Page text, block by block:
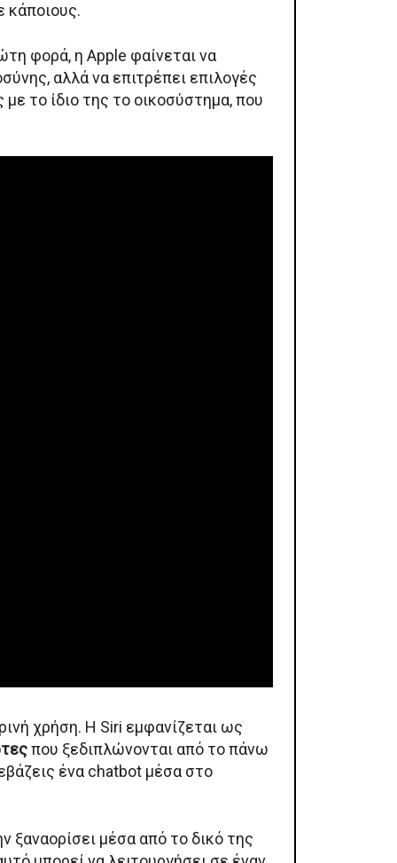
κάποιους.
φορά, η Apple φαίνεται να
αλλά να επιτρέπει επιλογές
το ίδιο της το οικοσύστημα, που
χρήση. Η Siri εμφανίζεται ως
που ξεδιπλώνονται από το πάνω
ένα chatbot μέσα στο
ξαναορίσει μέσα από το δικό της